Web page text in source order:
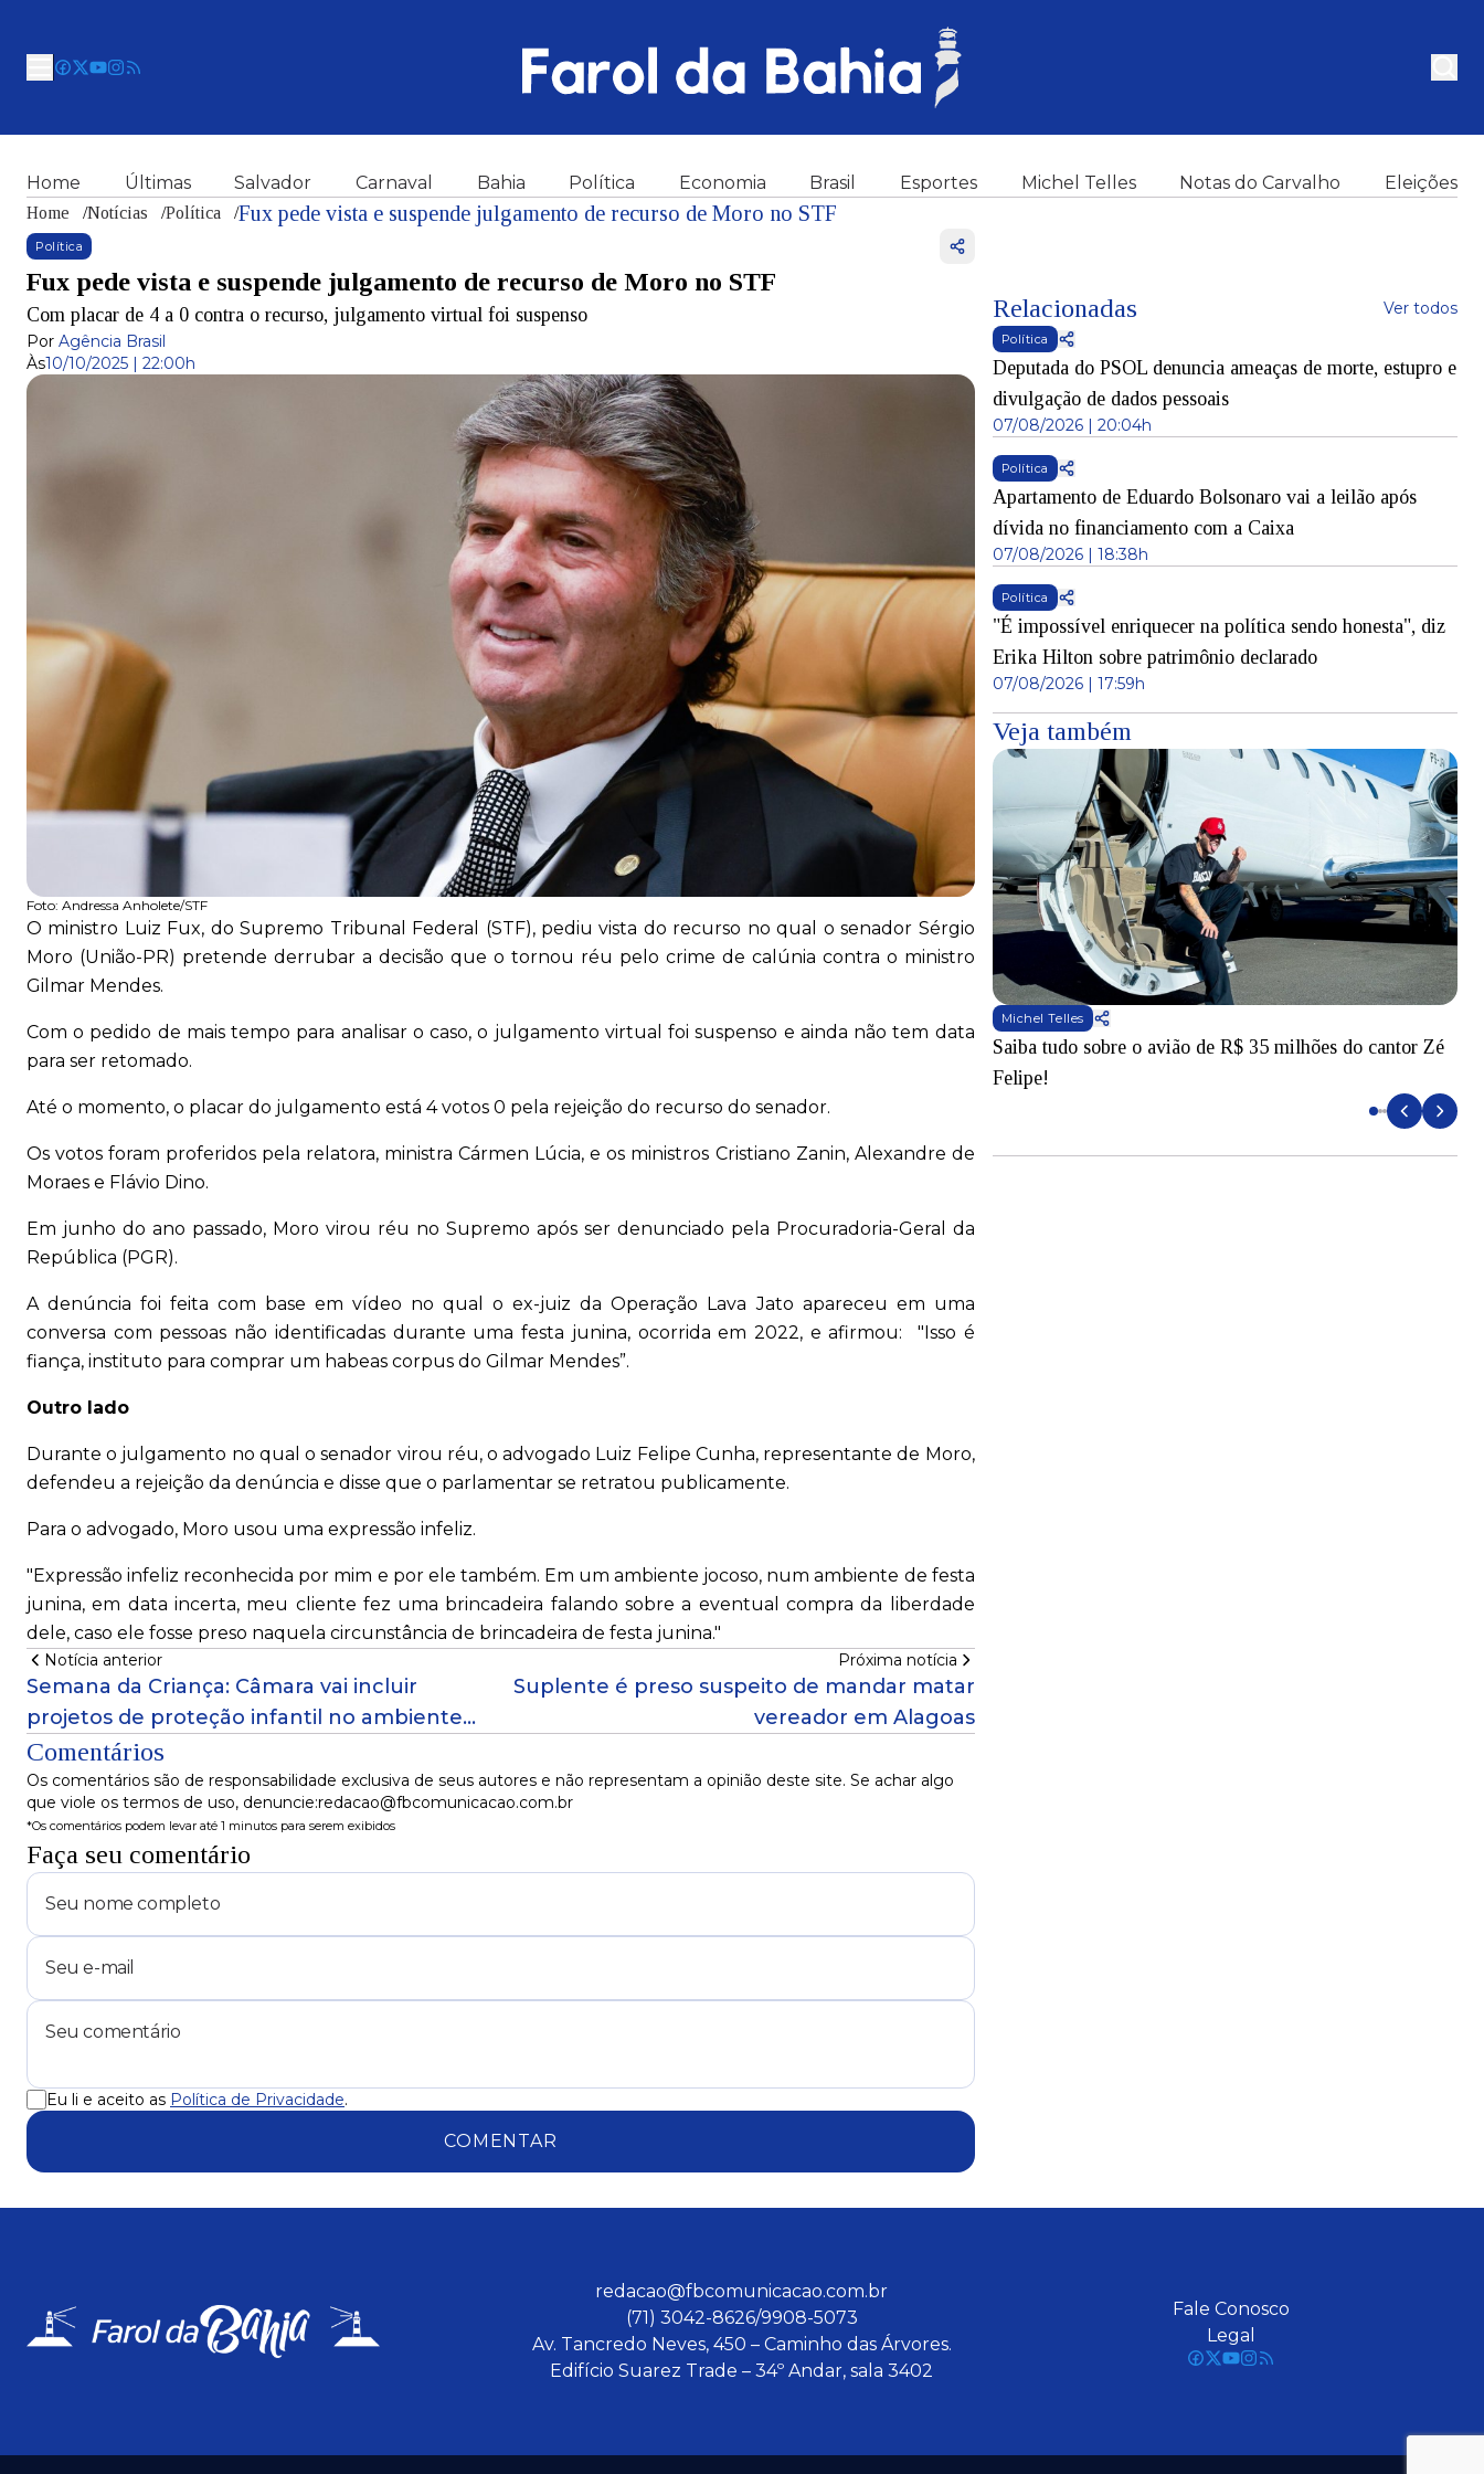
Home Últimas Salvador Carnaval Bahia Política Economia Brasil Esportes Michel Telles Notas do Carvalho Eleições
Home /Notícias /Política /Fux pede vista e suspende julgamento de recurso de Moro no STF
Política
Fux pede vista e suspende julgamento de recurso de Moro no STF
Com placar de 4 a 0 contra o recurso, julgamento virtual foi suspenso
Por Agência Brasil
Às10/10/2025 | 22:00h
Foto: Andressa Anholete/STF
O ministro Luiz Fux, do Supremo Tribunal Federal (STF), pediu vista do recurso no qual o senador Sérgio
Moro (União-PR) pretende derrubar a decisão que o tornou réu pelo crime de calúnia contra o ministro
Gilmar Mendes.
Com o pedido de mais tempo para analisar o caso, o julgamento virtual foi suspenso e ainda não tem data
para ser retomado.
Até o momento, o placar do julgamento está 4 votos 0 pela rejeição do recurso do senador.
Os votos foram proferidos pela relatora, ministra Cármen Lúcia, e os ministros Cristiano Zanin, Alexandre de
Moraes e Flávio Dino.
Em junho do ano passado, Moro virou réu no Supremo após ser denunciado pela Procuradoria-Geral da
República (PGR).
A denúncia foi feita com base em vídeo no qual o ex-juiz da Operação Lava Jato apareceu em uma
conversa com pessoas não identificadas durante uma festa junina, ocorrida em 2022, e afirmou: "Isso é
fiança, instituto para comprar um habeas corpus do Gilmar Mendes”.
Outro lado
Durante o julgamento no qual o senador virou réu, o advogado Luiz Felipe Cunha, representante de Moro,
defendeu a rejeição da denúncia e disse que o parlamentar se retratou publicamente.
Para o advogado, Moro usou uma expressão infeliz.
"Expressão infeliz reconhecida por mim e por ele também. Em um ambiente jocoso, num ambiente de festa
junina, em data incerta, meu cliente fez uma brincadeira falando sobre a eventual compra da liberdade
dele, caso ele fosse preso naquela circunstância de brincadeira de festa junina."
Notícia anterior
Semana da Criança: Câmara vai incluir
projetos de proteção infantil no ambiente
virtual a partir de segunda (13)
Próxima notícia
Suplente é preso suspeito de mandar matar
vereador em Alagoas
Comentários
Os comentários são de responsabilidade exclusiva de seus autores e não representam a opinião deste site. Se achar algo
que viole os termos de uso, denuncie:redacao@fbcomunicacao.com.br
*Os comentários podem levar até 1 minutos para serem exibidos
Faça seu comentário
Eu li e aceito as Política de Privacidade.
COMENTAR
Relacionadas Ver todos
Política
Deputada do PSOL denuncia ameaças de morte, estupro e
divulgação de dados pessoais
07/08/2026 | 20:04h
Política
Apartamento de Eduardo Bolsonaro vai a leilão após
dívida no financiamento com a Caixa
07/08/2026 | 18:38h
Política
"É impossível enriquecer na política sendo honesta", diz
Erika Hilton sobre patrimônio declarado
07/08/2026 | 17:59h
Veja também
Michel Telles
Saiba tudo sobre o avião de R$ 35 milhões do cantor Zé
Felipe!
redacao@fbcomunicacao.com.br
(71) 3042-8626/9908-5073
Av. Tancredo Neves, 450 – Caminho das Árvores.
Edifício Suarez Trade – 34º Andar, sala 3402
Fale Conosco
Legal